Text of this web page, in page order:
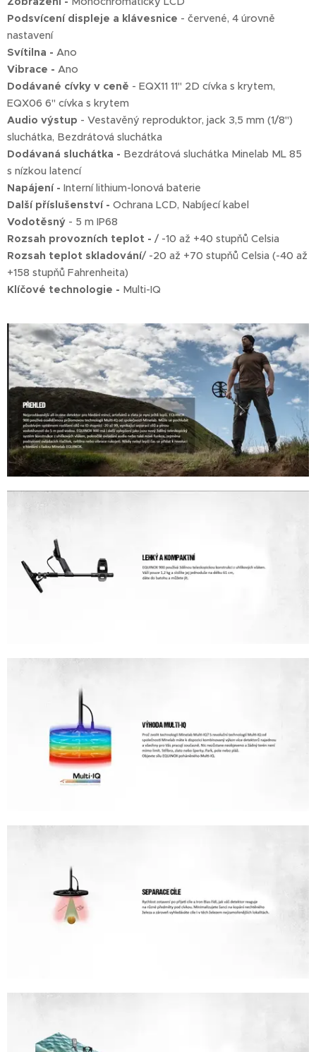
Podsvícení displeje a klávesnice - červené, 4 úrovně
nastavení
Svítilna - Ano
Vibrace - Ano
Dodávané cívky v ceně - EQX11 11" 2D cívka s krytem,
EQX06 6" cívka s krytem
Audio výstup - Vestavěný reproduktor, jack 3,5 mm (1/8")
sluchátka, Bezdrátová sluchátka
Dodávaná sluchátka - Bezdrátová sluchátka Minelab ML 85
s nízkou latencí
Napájení - Interní lithium-lonová baterie
Další příslušenství - Ochrana LCD, Nabíjecí kabel
Vodotěsný - 5 m IP68
Rozsah provozních teplot - / -10 až +40 stupňů Celsia
Rozsah teplot skladování/ -20 až +70 stupňů Celsia (-40 až
+158 stupňů Fahrenheita)
Klíčové technologie - Multi-IQ